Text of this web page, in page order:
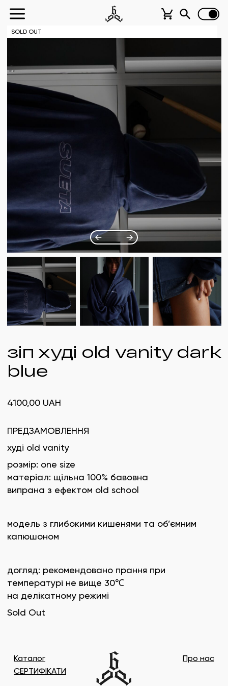
SOLD OUT
зіп худі old vanity dark
blue
4100,00 UAH
ПРЕДЗАМОВЛЕННЯ
худі old vanity
розмір: one size
матеріал: щільна 100% бавовна
випрана з ефектом old school
модель з глибокими кишенями та об’ємним
капюшоном
догляд: рекомендовано прання при
температурі не вище 30℃
на делікатному режимі
Sold Out
Каталог
СЕРТИФІКАТИ
Про нас